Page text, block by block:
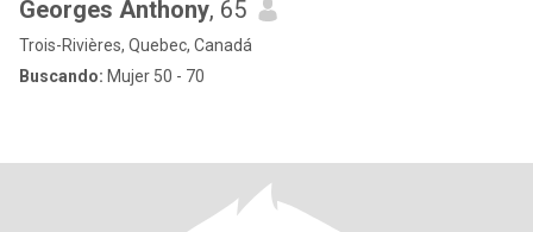
Georges Anthony, 65
Trois-Rivières, Quebec, Canadá
Buscando: Mujer 50 - 70